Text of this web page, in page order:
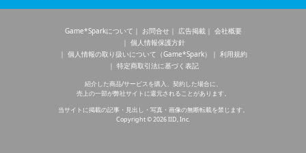
Game*Sparkについて お問合せ 広告掲載
会社概要
個人情報保護方針
個人情報の取り扱いについて（Game*Spark）
利用規約
特定商取引法に基づく表記
紹介した商品/サービスを購入、契約した場合に、
売上の一部が弊社サイトに還元されることがあります。
当サイトに掲載の記事・見出し・写真・画像の無断転載を禁じます。
Copyright © 2026 IID, Inc.